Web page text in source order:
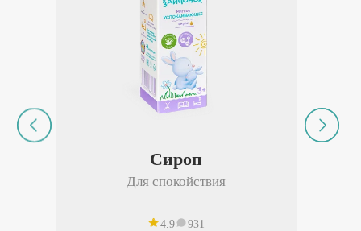
Сироп
Для спокойствия
4.9 931